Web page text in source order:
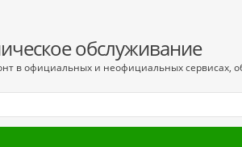
обслуживание
в официальных и неофициальных сервисах,